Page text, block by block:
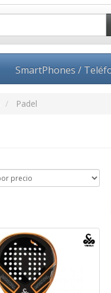
SmartPhones /
Padel